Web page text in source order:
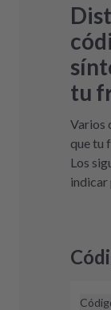
tu
Varios
que tu
Los
indicar